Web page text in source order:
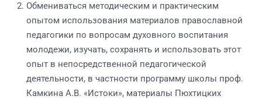
Обмениваться методическим и практическим
опытом использования материалов православной
педагогики по вопросам духовного воспитания
молодежи, изучать, сохранять и использовать этот
опыт в непосредственной педагогической
деятельности, в частности программу школы проф.
Камкина А.В. «Истоки», материалы Пюхтицких